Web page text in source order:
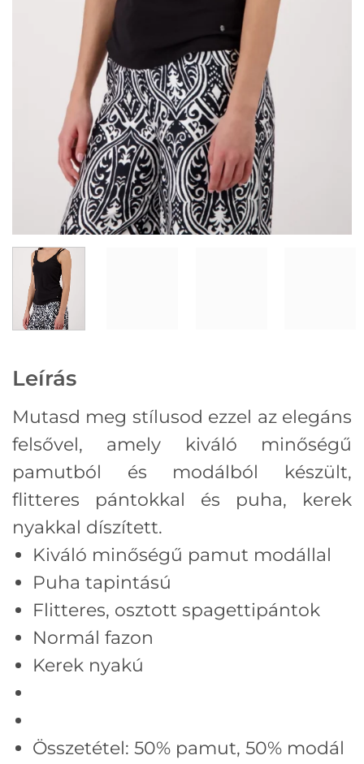
Leírás
Mutasd meg stílusod ezzel az elegáns
felsővel, amely kiváló minőségű
pamutból és modálból készült,
flitteres pántokkal és puha, kerek
nyakkal díszített.
Kiváló minőségű pamut modállal
Puha tapintású
Flitteres, osztott spagettipántok
Normál fazon
Kerek nyakú
Összetétel: 50% pamut, 50% modál